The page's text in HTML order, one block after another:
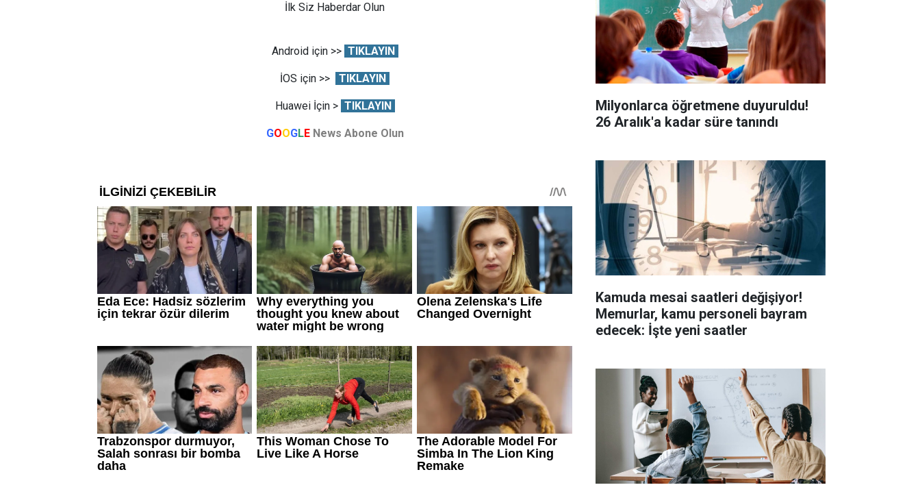
İlk Siz Haberdar Olun
Android için >> TIKLAYIN
İOS için >> TIKLAYIN
Huawei İçin > TIKLAYIN
GOOGLE News Abone Olun
Milyonlarca öğretmene duyuruldu!
26 Aralık'a kadar süre tanındı
Kamuda mesai saatleri değişiyor!
Memurlar, kamu personeli bayram
edecek: İşte yeni saatler